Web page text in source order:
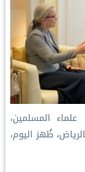
المسلمين،
ظُهرَ اليوم،